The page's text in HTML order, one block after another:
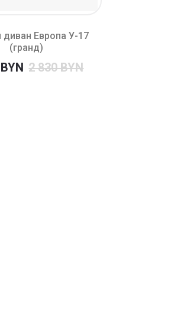
диван Европа У-17
(гранд)
2 830 BYN